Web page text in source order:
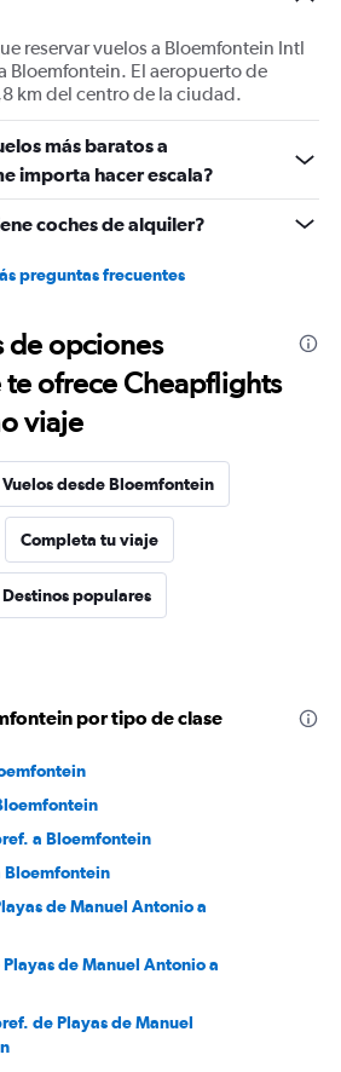
reservar vuelos a Bloemfontein Intl
Bloemfontein. El aeropuerto de
km del centro de la ciudad.
más baratos a
importa hacer escala?
coches de alquiler?
preguntas frecuentes
de opciones
ofrece Cheapflights
viaje
Vuelos desde Bloemfontein
Completa tu viaje
Destinos populares
por tipo de clase
a Bloemfontein
Bloemfontein
de Manuel Antonio a
de Manuel Antonio a
de Playas de Manuel